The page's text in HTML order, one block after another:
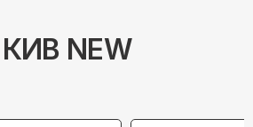
КИВ NEW